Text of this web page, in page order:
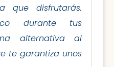
que disfrutarás.
durante tus
alternativa al
te garantiza unos